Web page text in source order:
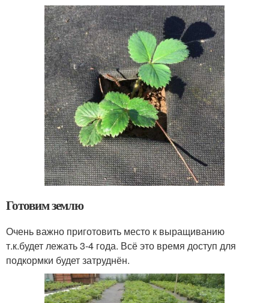
Готовим землю
Очень важно приготовить место к выращиванию
т.к.будет лежать 3-4 года. Всё это время доступ для
подкормки будет затруднён.